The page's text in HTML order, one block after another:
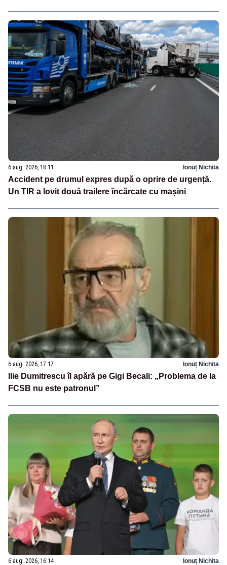
6 aug. 2026, 18:11 Ionuț Nichita
Accident pe drumul expres după o oprire de urgență.
Un TIR a lovit două trailere încărcate cu mașini
6 aug. 2026, 17:17 Ionuț Nichita
Ilie Dumitrescu îl apără pe Gigi Becali: „Problema de la
FCSB nu este patronul”
6 aug. 2026, 16:14 Ionuț Nichita